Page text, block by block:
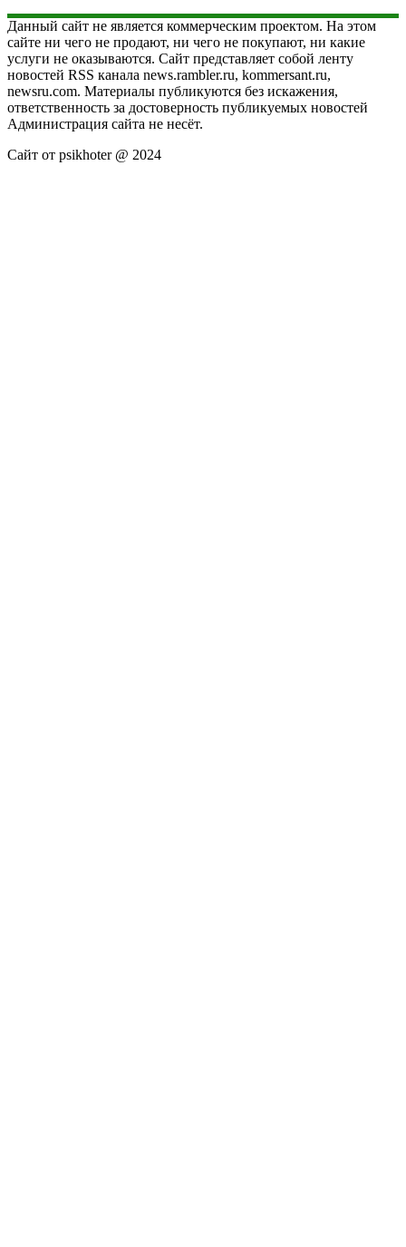
Данный сайт не является коммерческим проектом. На этом
сайте ни чего не продают, ни чего не покупают, ни какие
услуги не оказываются. Сайт представляет собой ленту
новостей RSS канала news.rambler.ru, kommersant.ru,
newsru.com. Материалы публикуются без искажения,
ответственность за достоверность публикуемых новостей
Администрация сайта не несёт.
Сайт от psikhoter @ 2024